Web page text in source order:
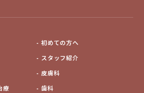
初めての方へ
スタッフ紹介
皮膚科
療
歯科